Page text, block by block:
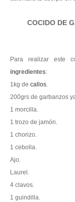
COCIDO DE
Para realizar este
ingredientes:
1kg de callos.
200grs de garbanzos
1 morcilla.
1 trozo de jamón.
1 chorizo.
1 cebolla.
Ajo.
Laurel.
4 clavos.
1 guindilla.